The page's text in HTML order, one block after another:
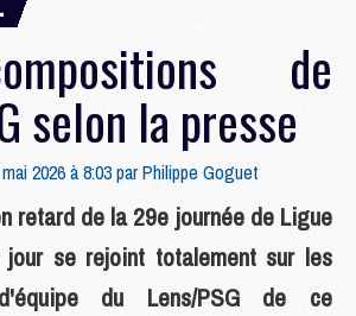
de
selon la presse
2026 à 8:03 parPhilippe Goguet
retard de la 29e journée de Ligue
se rejoint totalement sur les
du Lens/PSG de ce